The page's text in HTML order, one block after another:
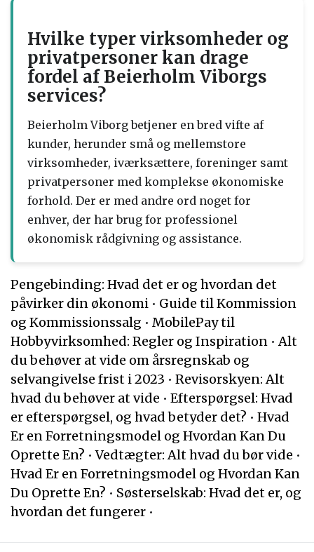
Hvilke typer virksomheder og
privatpersoner kan drage
fordel af Beierholm Viborgs
services?
Beierholm Viborg betjener en bred vifte af
kunder, herunder små og mellemstore
virksomheder, iværksættere, foreninger samt
privatpersoner med komplekse økonomiske
forhold. Der er med andre ord noget for
enhver, der har brug for professionel
økonomisk rådgivning og assistance.
Pengebinding: Hvad det er og hvordan det
påvirker din økonomi • Guide til Kommission
og Kommissionssalg • MobilePay til
Hobbyvirksomhed: Regler og Inspiration •Alt
du behøver at vide om årsregnskab og
selvangivelse frist i 2023 • Revisorskyen: Alt
hvad du behøver at vide • Efterspørgsel: Hvad
er efterspørgsel, og hvad betyder det? • Hvad
Er en Forretningsmodel og Hvordan Kan Du
Oprette En? •Vedtægter: Alt hvad du bør vide •
Hvad Er en Forretningsmodel og Hvordan Kan
Du Oprette En? • Søsterselskab: Hvad det er, og
hvordan det fungerer •